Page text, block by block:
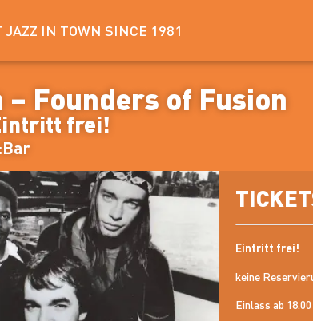
JAZZ IN TOWN SINCE 1981
Founders of Fusion
frei!
Eintritt frei!
keine
Einlass ab